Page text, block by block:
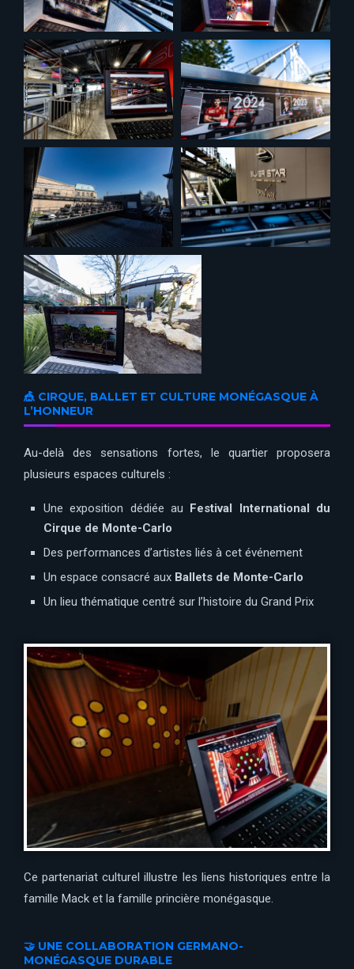
🎪 CIRQUE, BALLET ET CULTURE MONÉGASQUE À
L’HONNEUR
Au-delà des sensations fortes, le quartier proposera
plusieurs espaces culturels :
Une exposition dédiée au
Festival International du
Cirque de Monte-Carlo
Des performances d’artistes liés à cet événement
Un espace consacré aux Ballets de Monte-Carlo
Un lieu thématique centré sur l’histoire du Grand Prix
Ce partenariat culturel illustre les liens historiques entre la
famille Mack et la famille princière monégasque.
🤝 UNE COLLABORATION GERMANO-
MONÉGASQUE DURABLE